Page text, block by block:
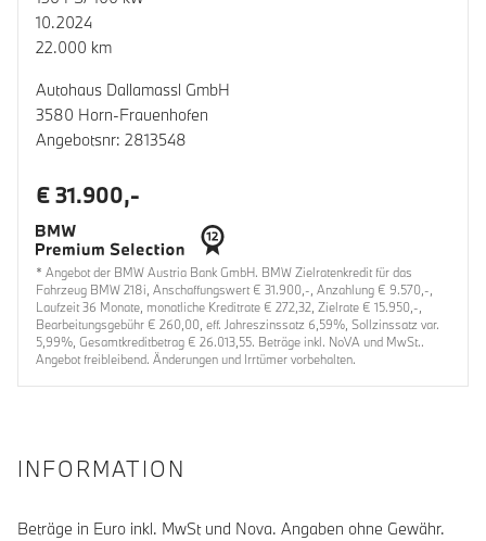
10.2024
22.000 km
Autohaus Dallamassl GmbH
3580 Horn-Frauenhofen
Angebotsnr: 2813548
€ 31.900,-
* Angebot der BMW Austria Bank GmbH. BMW Zielratenkredit für das
Fahrzeug BMW 218i, Anschaffungswert € 31.900,-, Anzahlung € 9.570,-,
Laufzeit 36 Monate, monatliche Kreditrate € 272,32, Zielrate € 15.950,-,
Bearbeitungsgebühr € 260,00, eff. Jahreszinssatz 6,59%, Sollzinssatz var.
5,99%, Gesamtkreditbetrag € 26.013,55. Beträge inkl. NoVA und MwSt..
Angebot freibleibend. Änderungen und Irrtümer vorbehalten.
INFORMATION
Beträge in Euro inkl. MwSt und Nova. Angaben ohne Gewähr.